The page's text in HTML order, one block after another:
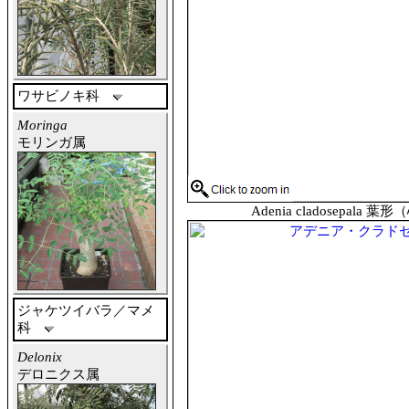
ワサビノキ科
Moringa
モリンガ属
ジャケツイバラ／マメ
科
Delonix
デロニクス属
Adenia cladosepala 葉形（